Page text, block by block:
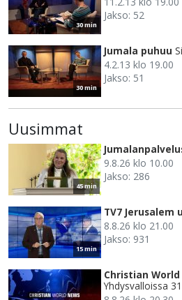
30 min
Jakso: 52
30 min
Jumala puhuu
4.2.13 klo 19.00
Jakso: 51
Uusimmat
45 min
9.8.26 klo 10.00
Jakso: 286
15 min
TV7 Jerusalem
8.8.26 klo 21.00
Jakso: 931
Christian
Yhdysvalloissa